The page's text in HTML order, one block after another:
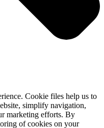
Cookie files help us to
simplify navigation,
marketing efforts. By
of cookies on your